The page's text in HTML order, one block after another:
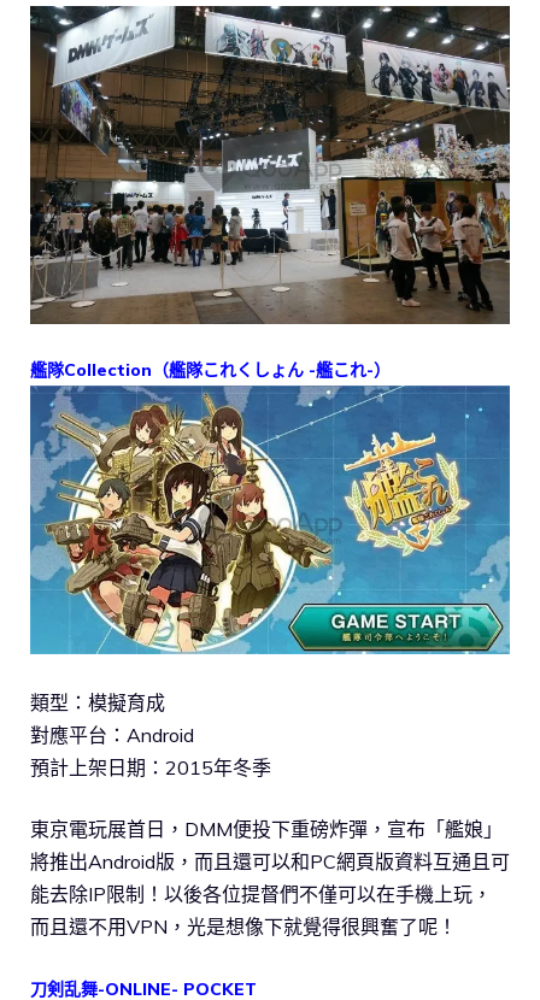
艦隊Collection（艦隊これくしょん -艦これ-）
類型：模擬育成
對應平台：Android
預計上架日期：2015年冬季
東京電玩展首日，DMM便投下重磅炸彈，宣布「艦娘」
將推出Android版，而且還可以和PC網頁版資料互通且可
能去除IP限制！以後各位提督們不僅可以在手機上玩，
而且還不用VPN，光是想像下就覺得很興奮了呢！
刀剣乱舞-ONLINE- POCKET